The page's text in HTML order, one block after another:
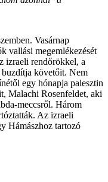
Vasárnap
vallási megemlékezését
izraeli rendőrökkel, a
buzdítja követőit. Nem
egy hónapja palesztin
Malachi Rosenfeldet, aki
meccsről. Három
Az izraeli
Hámászhoz tartozó